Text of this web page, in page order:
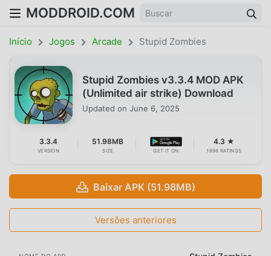
MODDROID.COM
Início Jogos Arcade Stupid Zombies
Stupid Zombies v3.3.4 MOD APK
(Unlimited air strike) Download
Updated on June 6, 2025
3.3.4
VERSION
51.98MB
SIZE GET IT ON
4.3 ★
1698 RATINGS
Baixar APK (51.98MB)
Versões anteriores